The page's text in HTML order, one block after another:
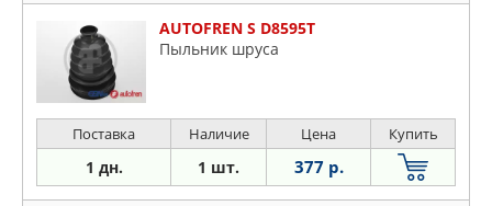
AUTOFREN S D8595T
Пыльник шруса
Поставка Наличие Цена Купить
1 дн. 1 шт. 377 р.